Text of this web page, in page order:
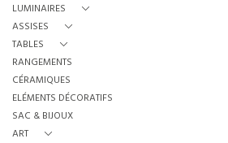
LUMINAIRES
ASSISES
TABLES
RANGEMENTS
CÉRAMIQUES
ELÉMENTS DÉCORATIFS
SAC & BIJOUX
ART